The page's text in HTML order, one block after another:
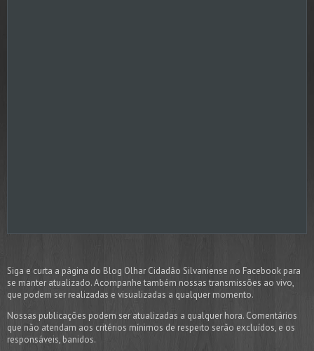
Siga e curta a página do Blog Olhar Cidadão Silvaniense no Facebook para
se manter atualizado. Acompanhe também nossas transmissões ao vivo,
que podem ser realizadas e visualizadas a qualquer momento.
Nossas publicações podem ser atualizadas a qualquer hora. Comentários
que não atendam aos critérios mínimos de respeito serão excluídos, e os
responsáveis, banidos.